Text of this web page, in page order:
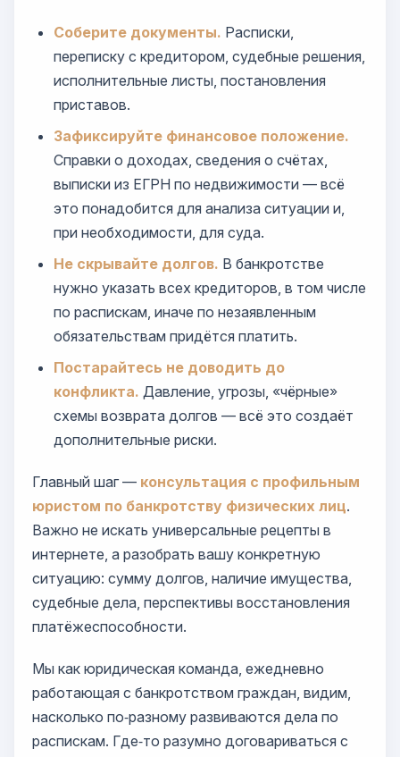
Соберите документы. Расписки,
переписку с кредитором, судебные решения,
исполнительные листы, постановления
приставов.
Зафиксируйте финансовое положение.
Справки о доходах, сведения о счётах,
выписки из ЕГРН по недвижимости — всё
это понадобится для анализа ситуации и,
при необходимости, для суда.
Не скрывайте долгов. В банкротстве
нужно указать всех кредиторов, в том числе
по распискам, иначе по незаявленным
обязательствам придётся платить.
Постарайтесь не доводить до
конфликта. Давление, угрозы, «чёрные»
схемы возврата долгов — всё это создаёт
дополнительные риски.
Главный шаг — консультация с профильным
юристом по банкротству физических лиц.
Важно не искать универсальные рецепты в
интернете, а разобрать вашу конкретную
ситуацию: сумму долгов, наличие имущества,
судебные дела, перспективы восстановления
платёжеспособности.
Мы как юридическая команда, ежедневно
работающая с банкротством граждан, видим,
насколько по‑разному развиваются дела по
распискам. Где‑то разумно договариваться с